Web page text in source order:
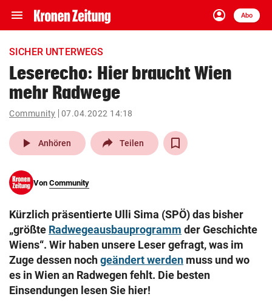
menu Navigation
ein-/ausklappen
account_circle
Anmelden
Abo
close Schließen
account_circle Anmelden
pin_drop
Wien arrow_right
search
eingeben
© Krone Multimedia GmbH & Co KG 2026
Muthgasse 2, 1190 Wien
SICHER UNTERWEGS
Leserecho: Hier braucht Wien
mehr Radwege
Community 07.04.2022 14:18
play_arrow Anhören Teilen
Von Community
Kürzlich präsentierte Ulli Sima (SPÖ) das bisher
„größte Radwegeausbauprogramm der Geschichte
Wiens“. Wir haben unsere Leser gefragt, was im
Zuge dessen nochgeändert werden muss und wo
es in Wien an Radwegen fehlt. Die besten
Einsendungen lesen Sie hier!